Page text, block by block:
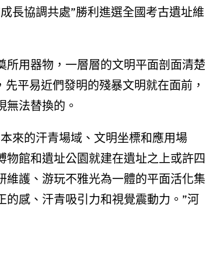
長協調共處”勝利進選全國考古遺址維
用器物，一層層的文明平面剖面清楚
平易近們發明的殘暴文明就在面前，
法替換的。
來的汗青場域、文明坐標和應用場
館和遺址公園就建在遺址之上或許四
護、游玩不雅光為一體的平面活化集
的感、汗青吸引力和視覺震動力。”河